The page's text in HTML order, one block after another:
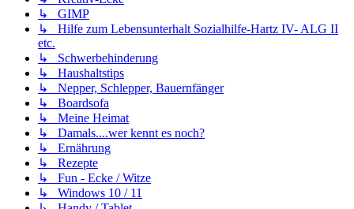
↳ GIMP
↳ Hilfe zum Lebensunterhalt Sozialhilfe-Hartz IV- ALG II
etc.
↳ Schwerbehinderung
↳ Haushaltstips
↳ Nepper, Schlepper, Bauernfänger
↳ Boardsofa
↳ Meine Heimat
↳ Damals....wer kennt es noch?
↳ Ernährung
↳ Rezepte
↳ Fun - Ecke / Witze
↳ Windows 10 / 11